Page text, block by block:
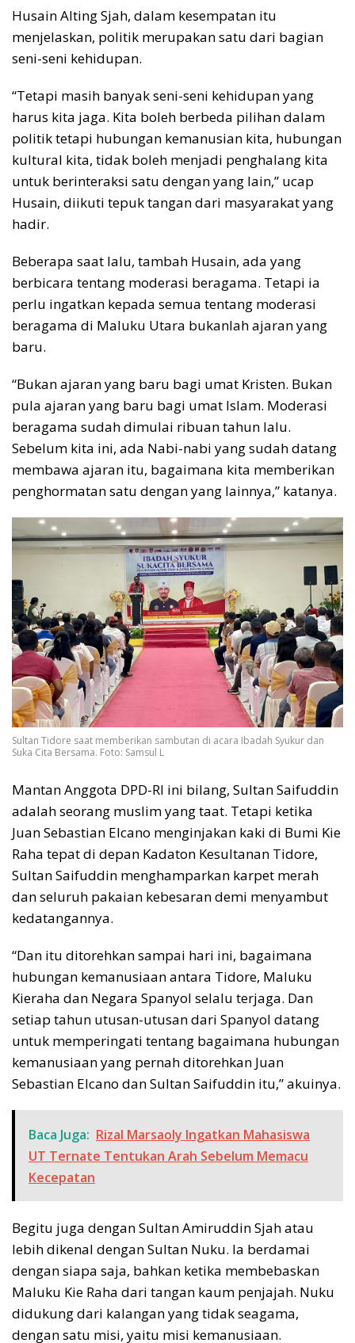
Husain Alting Sjah, dalam kesempatan itu
menjelaskan, politik merupakan satu dari bagian
seni-seni kehidupan.
“Tetapi masih banyak seni-seni kehidupan yang
harus kita jaga. Kita boleh berbeda pilihan dalam
politik tetapi hubungan kemanusian kita, hubungan
kultural kita, tidak boleh menjadi penghalang kita
untuk berinteraksi satu dengan yang lain,” ucap
Husain, diikuti tepuk tangan dari masyarakat yang
hadir.
Beberapa saat lalu, tambah Husain, ada yang
berbicara tentang moderasi beragama. Tetapi ia
perlu ingatkan kepada semua tentang moderasi
beragama di Maluku Utara bukanlah ajaran yang
baru.
“Bukan ajaran yang baru bagi umat Kristen. Bukan
pula ajaran yang baru bagi umat Islam. Moderasi
beragama sudah dimulai ribuan tahun lalu.
Sebelum kita ini, ada Nabi-nabi yang sudah datang
membawa ajaran itu, bagaimana kita memberikan
penghormatan satu dengan yang lainnya,” katanya.
Sultan Tidore saat memberikan sambutan di acara Ibadah Syukur dan
Suka Cita Bersama. Foto: Samsul L
Mantan Anggota DPD-RI ini bilang, Sultan Saifuddin
adalah seorang muslim yang taat. Tetapi ketika
Juan Sebastian Elcano menginjakan kaki di Bumi Kie
Raha tepat di depan Kadaton Kesultanan Tidore,
Sultan Saifuddin menghamparkan karpet merah
dan seluruh pakaian kebesaran demi menyambut
kedatangannya.
“Dan itu ditorehkan sampai hari ini, bagaimana
hubungan kemanusiaan antara Tidore, Maluku
Kieraha dan Negara Spanyol selalu terjaga. Dan
setiap tahun utusan-utusan dari Spanyol datang
untuk memperingati tentang bagaimana hubungan
kemanusiaan yang pernah ditorehkan Juan
Sebastian Elcano dan Sultan Saifuddin itu,” akuinya.
Baca Juga: Rizal Marsaoly Ingatkan Mahasiswa
UT Ternate Tentukan Arah Sebelum Memacu
Kecepatan
Begitu juga dengan Sultan Amiruddin Sjah atau
lebih dikenal dengan Sultan Nuku. Ia berdamai
dengan siapa saja, bahkan ketika membebaskan
Maluku Kie Raha dari tangan kaum penjajah. Nuku
didukung dari kalangan yang tidak seagama,
dengan satu misi, yaitu misi kemanusiaan.